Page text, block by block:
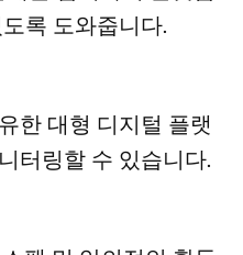
록 도와줍니다.
한 대형 디지털 플랫
터링할 수 있습니다.